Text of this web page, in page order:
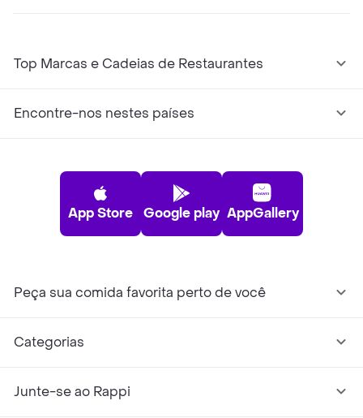
Top Marcas e Cadeias de Restaurantes
Encontre-nos nestes países
App Store Google play AppGallery
Peça sua comida favorita perto de você
Categorias
Junte-se ao Rappi